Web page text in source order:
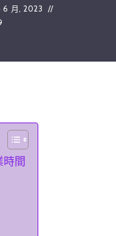
6 月, 2023
間